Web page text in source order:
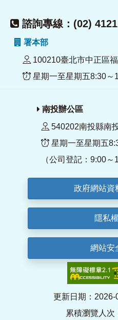
諮詢專線：(02)
署本部
100210臺北市中正區
星期一至星期五8:30～
南投辦公區
540202南投縣南
星期一至星期五
（公司登記：9:00～
政府網站資
隱私
網站安
更新日期：2026-
累積瀏覽人次